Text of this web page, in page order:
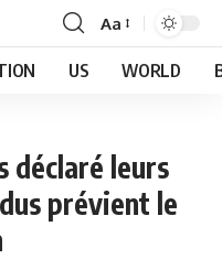
Aa
US WORLD
déclaré leurs
prévient le